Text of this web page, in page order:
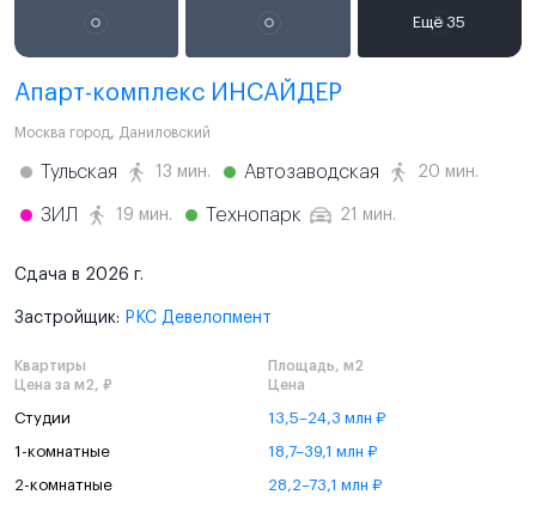
Апарт-комплекс ИНСАЙДЕР
Москва город, Даниловский
Тульская 13 мин. Автозаводская 20 мин.
ЗИЛ 19 мин. Технопарк 21 мин.
Сдача в 2026 г.
Застройщик: РКС Девелопмент
Квартиры
Площадь, м2
Цена за м2, ₽
Цена
Студии 13,5–24,3 млн ₽
1-комнатные 18,7–39,1 млн ₽
2-комнатные 28,2–73,1 млн ₽